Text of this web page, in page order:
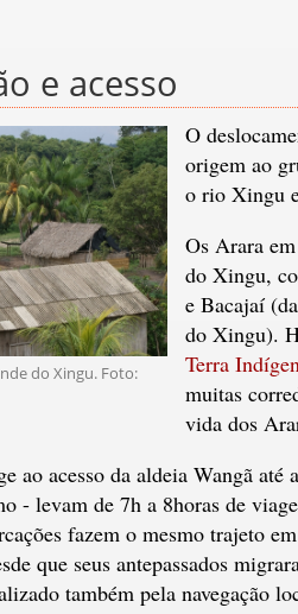
e acesso
do Xingu. Foto:
O
origem ao
o rio Xingu
Os Arara
do Xingu,
e Bacajaí
do Xingu).
Terra
muitas
vida dos
ao acesso da aldeia Wangã
- levam de 7h a 8horas de
fazem o mesmo trajeto
que seus antepassados
também pela navegação